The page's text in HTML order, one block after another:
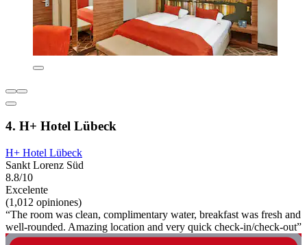
4. H+ Hotel Lübeck
H+ Hotel Lübeck
Sankt Lorenz Süd
8.8/10
Excelente
(1,012 opiniones)
“The room was clean, complimentary water, breakfast was fresh and
well-rounded. Amazing location and very quick check-in/check-out”